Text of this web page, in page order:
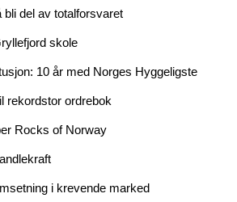
bli del av totalforsvaret
skole
10 år med Norges Hyggeligste
rekordstor ordrebok
Rocks of Norway
i krevende marked